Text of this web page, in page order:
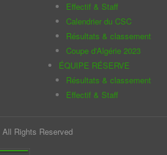
Effectif & Staff
Calendrier du CSC
Résultats & classement
Coupe d'Algérie 2023
ÉQUIPE RÉSERVE
Résultats & classement
Effectif & Staff
Rights Reserved